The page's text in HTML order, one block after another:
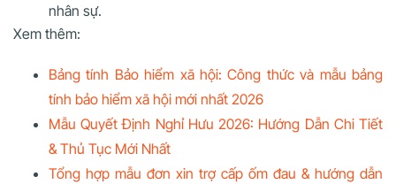
nhân sự.
Xem thêm:
Bảng tính Bảo hiểm xã hội: Công thức và mẫu bảng
tính bảo hiểm xã hội mới nhất 2026
Mẫu Quyết Định Nghỉ Hưu 2026: Hướng Dẫn Chi Tiết
& Thủ Tục Mới Nhất
Tổng hợp mẫu đơn xin trợ cấp ốm đau & hướng dẫn